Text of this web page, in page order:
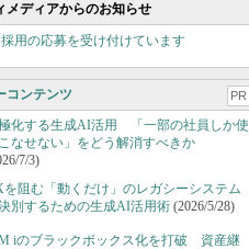
メディアからのお知らせ
用の応募を受け付けています
コンテンツ PR
化する生成AI活用 「一部の社員しか使
なせない」をどう解消すべきか
7/3)
を阻む「動くだけ」のレガシーシステム
別するための生成AI活用術 (2026/5/28)
iのブラックボックス化を打破 資産継